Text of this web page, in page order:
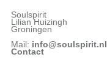
Soulspirit
Lilian Huizingh
Groningen
Mail: info@soulspirit.nl
Contact